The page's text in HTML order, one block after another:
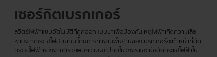
เซอร์กิตเบรกเกอร์
สวิตช์ไฟฟ้าแบบอัตโนมัติที่ถูกออกแบบมาเพื่อป้องกันเหตุไฟฟ้าเกิดความเสีย
หายจากกระแสไฟส่วนเกิน โดยการทำงานพื้นฐานของเบรกเกอร์จะทำหน้าที่ตัด
กระแสไฟฟ้าหลังจากตรวจพบความผิดปกติในวงจร และเมื่อตัดกระแสไฟฟ้าใน